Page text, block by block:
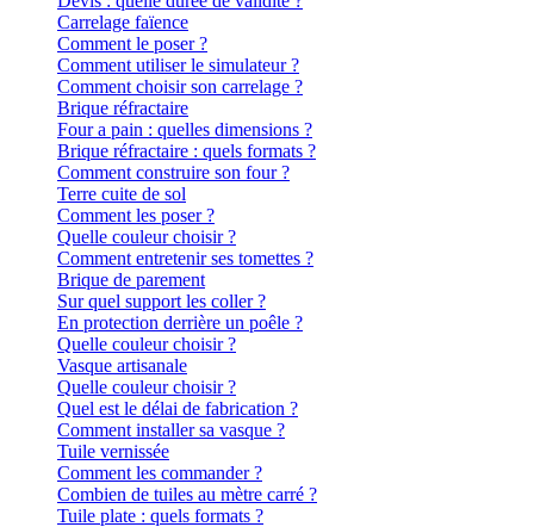
Carrelage faïence
Comment le poser ?
Comment utiliser le simulateur ?
Comment choisir son carrelage ?
Brique réfractaire
Four a pain : quelles dimensions ?
Brique réfractaire : quels formats ?
Comment construire son four ?
Terre cuite de sol
Comment les poser ?
Quelle couleur choisir ?
Comment entretenir ses tomettes ?
Brique de parement
Sur quel support les coller ?
En protection derrière un poêle ?
Quelle couleur choisir ?
Vasque artisanale
Quelle couleur choisir ?
Quel est le délai de fabrication ?
Comment installer sa vasque ?
Tuile vernissée
Comment les commander ?
Combien de tuiles au mètre carré ?
Tuile plate : quels formats ?